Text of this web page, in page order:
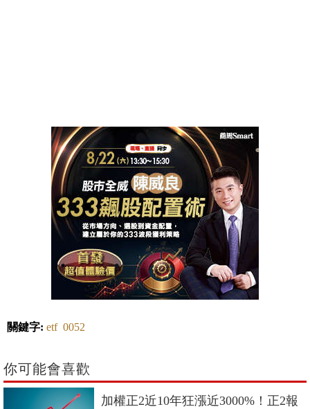
關鍵字: etf 0052
你可能會喜歡
加權正2近10年狂漲近3000%！正2報